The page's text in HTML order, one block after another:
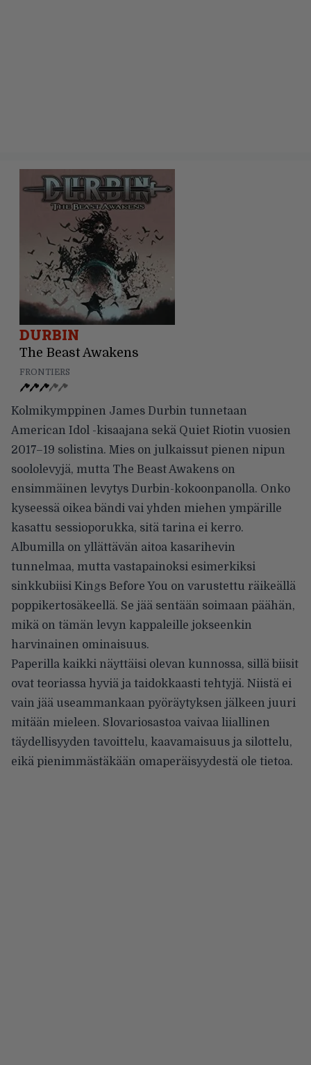
DURBIN
The Beast Awakens
FRONTIERS
Kolmikymppinen James Durbin tunnetaan
American Idol -kisaajana sekä Quiet Riotin vuosien
2017–19 solistina. Mies on julkaissut pienen nipun
soololevyjä, mutta The Beast Awakens on
ensimmäinen levytys Durbin-kokoonpanolla. Onko
kyseessä oikea bändi vai yhden miehen ympärille
kasattu sessioporukka, sitä tarina ei kerro.
Albumilla on yllättävän aitoa kasarihevin
tunnelmaa, mutta vastapainoksi esimerkiksi
sinkkubiisi Kings Before You on varustettu räikeällä
poppikertosäkeellä. Se jää sentään soimaan päähän,
mikä on tämän levyn kappaleille jokseenkin
harvinainen ominaisuus.
Paperilla kaikki näyttäisi olevan kunnossa, sillä biisit
ovat teoriassa hyviä ja taidokkaasti tehtyjä. Niistä ei
vain jää useammankaan pyöräytyksen jälkeen juuri
mitään mieleen. Slovariosastoa vaivaa liiallinen
täydellisyyden tavoittelu, kaavamaisuus ja silottelu,
eikä pienimmästäkään omaperäisyydestä ole tietoa.